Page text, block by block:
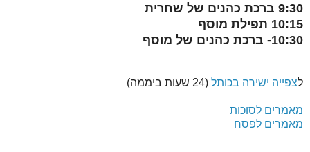
9:30 ברכת כהנים של שחרית
10:15 תפילת מוסף
10:30- ברכת כהנים של מוסף
לצפייה ישירה בכותל (24 שעות ביממה)
מאמרים לסוכות
מאמרים לפסח